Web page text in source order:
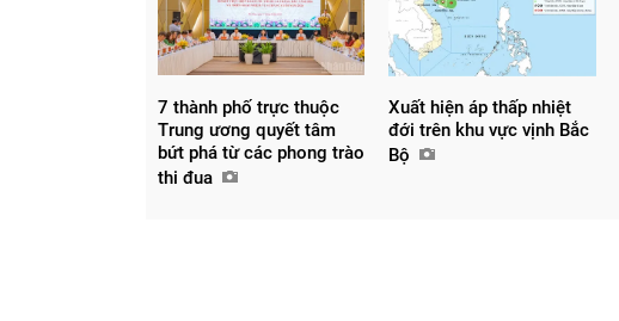
7 thành phố trực thuộc
Trung ương quyết tâm
bứt phá từ các phong trào
thi đua
Xuất hiện áp thấp nhiệt
đới trên khu vực vịnh Bắc
Bộ